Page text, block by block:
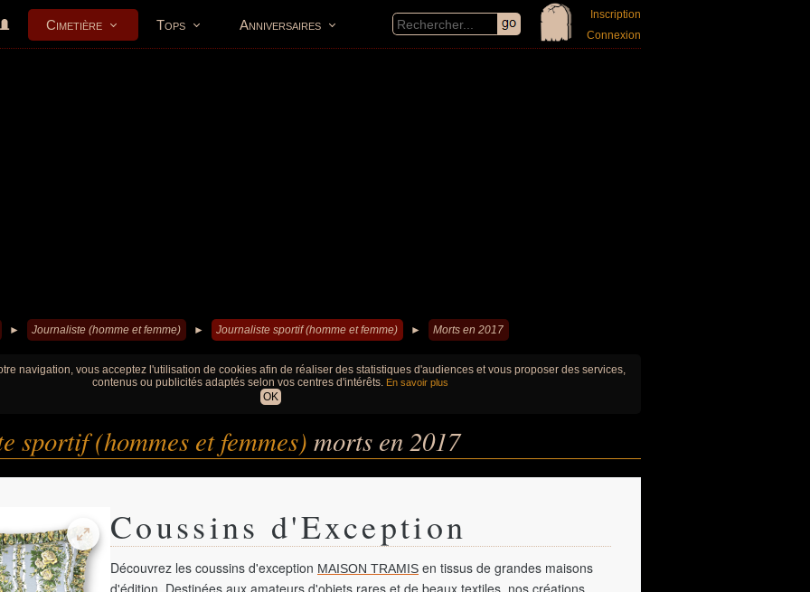
Cimetière Tops Anniversaires
Inscription
Connexion
► Journaliste (homme et femme) ► Journaliste sportif (homme et femme) ► Morts en 2017
navigation, vous acceptez l'utilisation de cookies afin de réaliser des statistiques d'audiences et vous proposer des services,
contenus ou publicités adaptés selon vos centres d'intérêts. En savoir plus
OK
sportif (hommes et femmes) morts en 2017
Coussins d'Exception
Découvrez les coussins d'exception MAISON TRAMIS en tissus de grandes maisons
d'édition. Destinées aux amateurs d'objets rares et de beaux textiles, nos créations